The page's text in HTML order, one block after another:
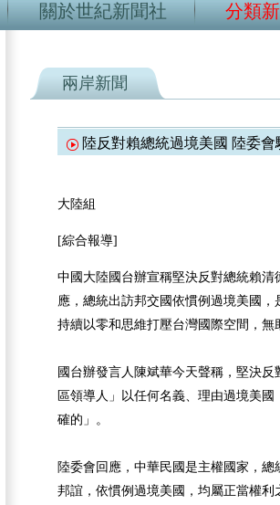
關於世紀新聞社 分類
兩岸新聞
陸反對賴總統過境美國 陸委
大陸組
[綜合報導]
中國大陸國台辦宣稱堅決反對總統賴
應，總統出訪邦交國依慣例過境美國
持續以零和思維打壓台灣國際空間，無
國台辦發言人陳斌華今天聲稱，堅決
區領導人」以任何名義、理由過境美
確的」。
陸委會回應，中華民國是主權國家，
邦誼，依慣例過境美國，均屬正當權